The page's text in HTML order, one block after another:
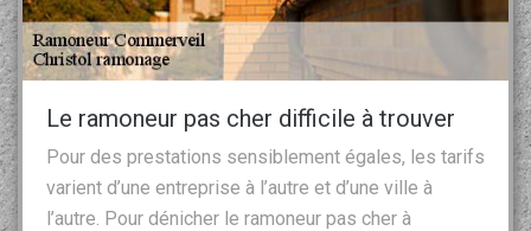
Le ramoneur pas cher difficile à trouver
Pour des prestations sensiblement égales, les tarifs
varient d’une entreprise à l’autre et d’une ville à
l’autre. Pour dénicher le ramoneur pas cher à